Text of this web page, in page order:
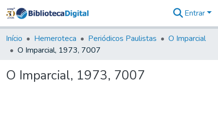
&
Coleções
Tudo na
Digital
Entrar
Início Hemeroteca Periódicos Paulistas
O Imparcial
O Imparcial, 1973, 7007
O Imparcial, 1973, 7007